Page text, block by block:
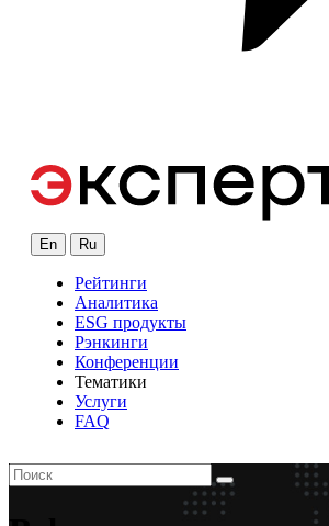
En Ru
Рейтинги
Аналитика
ESG продукты
Рэнкинги
Конференции
Тематики
Услуги
FAQ